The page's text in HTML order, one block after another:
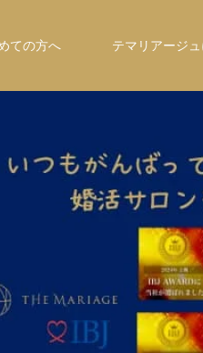
ての方へ テマリアージ